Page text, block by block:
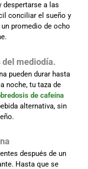
despertarse a las
conciliar el sueño y
promedio de ocho
del mediodía.
pueden durar hasta
noche, tu taza de
de cafeína
alternativa, sin
después de un
Hasta que se